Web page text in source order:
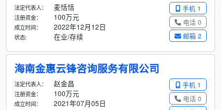
手机 1
电话 0
邮箱 2
法定代表人： 麦恬恬
注册资金： 100万元
成立时间： 2022年12月12日
状态: 在业/存续
海南金惠云锋咨询服务有限公司
手机 1
电话 0
法定代表人： 赵金昌
注册资金： 100万元
成立时间： 2021年07月05日